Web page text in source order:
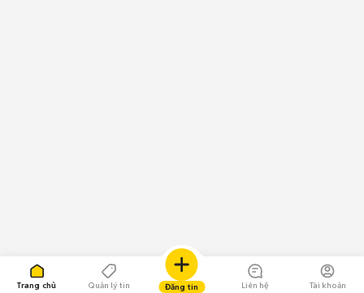
Trang chủ Quản lý tin Đăng tin Liên hệ Tài khoản